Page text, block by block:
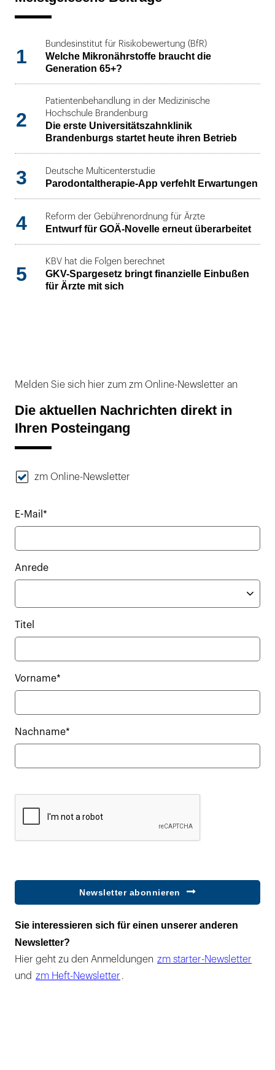
1
Bundesinstitut für Risikobewertung (BfR)
Welche Mikronährstoffe braucht die
Generation 65+?
2
Patientenbehandlung in der Medizinische
Hochschule Brandenburg
Die erste Universitätszahnklinik
Brandenburgs startet heute ihren Betrieb
3 Deutsche Multicenterstudie
Parodontaltherapie-App verfehlt Erwartungen
4 Reform der Gebührenordnung für Ärzte
Entwurf für GOÄ-Novelle erneut überarbeitet
5
KBV hat die Folgen berechnet
GKV-Spargesetz bringt finanzielle Einbußen
für Ärzte mit sich
Melden Sie sich hier zum zm Online-Newsletter an
Die aktuellen Nachrichten direkt in
Ihren Posteingang
zm Online-Newsletter
E-Mail*
Anrede
Titel
Vorname*
Nachname*
Newsletter abonnieren
Sie interessieren sich für einen unserer anderen
Newsletter?
Hier geht zu den Anmeldungen zm starter-Newsletter
und zm Heft-Newsletter .